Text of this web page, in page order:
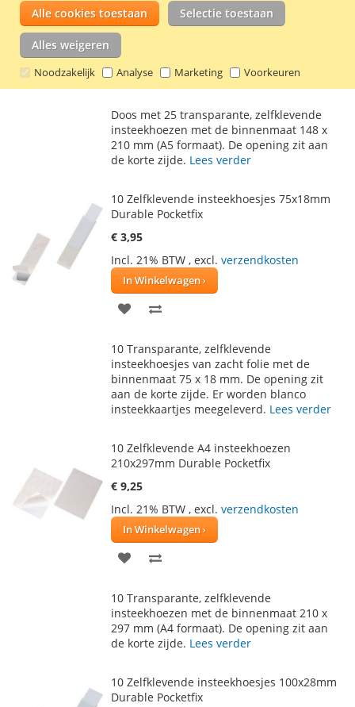
Alle cookies toestaan Selectie toestaan
Alles weigeren
Noodzakelijk Analyse Marketing Voorkeuren
Incl. 21% BTW, excl.verzendkosten
VOEG
AAN
VERLANGLIJST
TOEVOEGEN
TE
VERGELIJKEN
Doos met 25 transparante, zelfklevende
insteekhoezen met de binnenmaat 148 x
210 mm (A5 formaat). De opening zit aan
de korte zijde. Lees verder
10 Zelfklevende insteekhoesjes 75x18mm
Durable Pocketfix
€ 3,95
Incl. 21% BTW , excl. verzendkosten
In Winkelwagen
VOEG
AAN
VERLANGLIJST
TE
VERGELIJKEN
10 Transparante, zelfklevende
insteekhoesjes van zacht folie met de
binnenmaat 75 x 18 mm. De opening zit
aan de korte zijde. Er worden blanco
insteekkaartjes meegeleverd. Lees verder
10 Zelfklevende A4 insteekhoezen
210x297mm Durable Pocketfix
€ 9,25
Incl. 21% BTW , excl. verzendkosten
In Winkelwagen
VOEG
AAN
VERLANGLIJST
TE
VERGELIJKEN
10 Transparante, zelfklevende
insteekhoezen met de binnenmaat 210 x
297 mm (A4 formaat). De opening zit aan
de korte zijde. Lees verder
10 Zelfklevende insteekhoesjes 100x28mm
Durable Pocketfix